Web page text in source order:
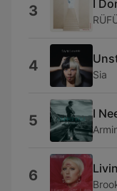
3 I
4 Sia
5 I
6